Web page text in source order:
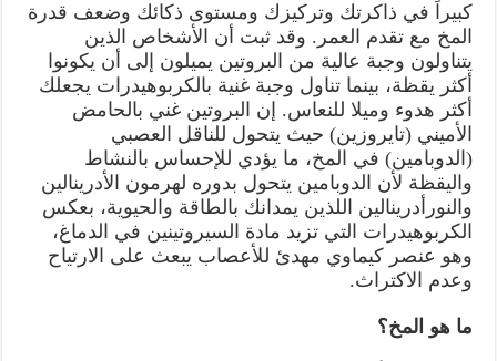
كبيراً في ذاكرتك وتركيزك ومستوى ذكائك وضعف قدرة
المخ مع تقدم العمر. وقد ثبت أن الأشخاص الذين
يتناولون وجبة عالية من البروتين يميلون إلى أن يكونوا
أكثر يقظة، بينما تناول وجبة غنية بالكربوهيدرات يجعلك
أكثر هدوء وميلا للنعاس. إن البروتين غني بالحامض
الأميني (تايروزين) حيث يتحول للناقل العصبي
(الدوبامين) في المخ، ما يؤدي للإحساس بالنشاط
واليقظة لأن الدوبامين يتحول بدوره لهرمون الأدرينالين
والنورأدرينالين اللذين يمدانك بالطاقة والحيوية، بعكس
الكربوهيدرات التي تزيد مادة السيروتينين في الدماغ،
وهو عنصر كيماوي مهدئ للأعصاب يبعث على الارتياح
وعدم الاكتراث.
ما هو المخ؟